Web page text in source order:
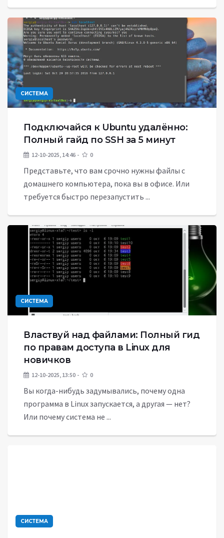
СИСТЕМА
Подключайся к Ubuntu удалённо:
Полный гайд по SSH за 5 минут
12-10-2025, 14:46 0
Представьте, что вам срочно нужны файлы с
домашнего компьютера, пока вы в офисе. Или
требуется быстро перезапустить ...
СИСТЕМА
Властвуй над файлами: Полный гид
по правам доступа в Linux для
новичков
12-10-2025, 13:50 0
Вы когда-нибудь задумывались, почему одна
программа в Linux запускается, а другая — нет?
Или почему система не ...
СИСТЕМА